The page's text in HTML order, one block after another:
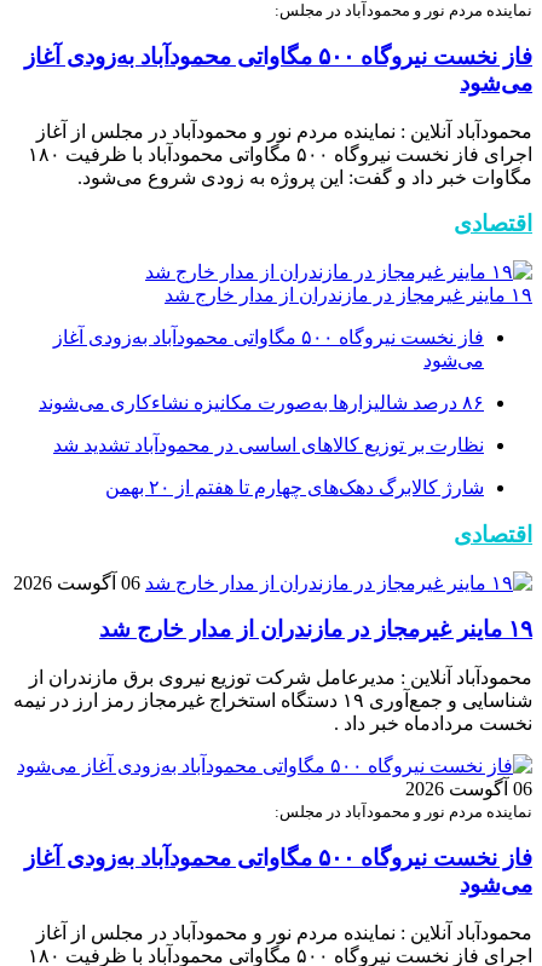
نماینده مردم نور و محمودآباد در مجلس:
فاز نخست نیروگاه ۵۰۰ مگاواتی محمودآباد به‌زودی آغاز
می‌شود
محمودآباد آنلاین : نماینده مردم نور و محمودآباد در مجلس از آغاز
اجرای فاز نخست نیروگاه ۵۰۰ مگاواتی محمودآباد با ظرفیت ۱۸۰
مگاوات خبر داد و گفت: این پروژه به زودی شروع می‌شود.
اقتصادی
۱۹ ماینر غیرمجاز در مازندران از مدار خارج شد
فاز نخست نیروگاه ۵۰۰ مگاواتی محمودآباد به‌زودی آغاز
می‌شود
۸۶ درصد شالیزارها به‌صورت مکانیزه نشاءکاری می‌شوند
نظارت بر توزیع کالا‌های اساسی در محمودآباد تشدید شد
شارژ کالابرگ دهک‌های چهارم تا هفتم از ۲۰ بهمن
اقتصادی
06 آگوست 2026
۱۹ ماینر غیرمجاز در مازندران از مدار خارج شد
محمودآباد آنلاین : مدیرعامل شرکت توزیع نیروی برق مازندران از
شناسایی و جمع‌آوری ۱۹ دستگاه استخراج غیرمجاز رمز ارز در نیمه
نخست مردادماه خبر داد .
06 آگوست 2026
نماینده مردم نور و محمودآباد در مجلس:
فاز نخست نیروگاه ۵۰۰ مگاواتی محمودآباد به‌زودی آغاز
می‌شود
محمودآباد آنلاین : نماینده مردم نور و محمودآباد در مجلس از آغاز
اجرای فاز نخست نیروگاه ۵۰۰ مگاواتی محمودآباد با ظرفیت ۱۸۰